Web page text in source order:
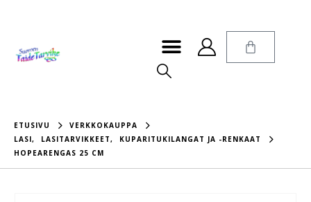
ETUSIVU
VERKKOKAUPPA
LASI, LASITARVIKKEET,
KUPARITUKILANGAT JA -RENKAAT
HOPEARENGAS 25 CM